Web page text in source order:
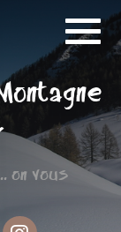
on vous
randonnée